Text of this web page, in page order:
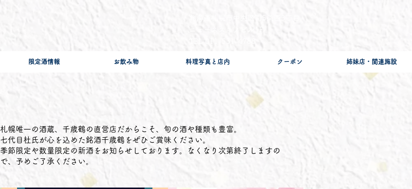
​ニューススキノビル1F
限定酒情報 お飲み物 料理写真と店内 クーポン 姉妹店・関連施設
札幌唯一の酒蔵、千歳鶴の直営店だからこそ、旬の酒や種類も豊富。
七代目杜氏が心を込めた銘酒千歳鶴をぜひご賞味ください。
​季節限定や数量限定の新酒をお知らせしております。なくなり次第終了しますの
で、予めご了承ください。